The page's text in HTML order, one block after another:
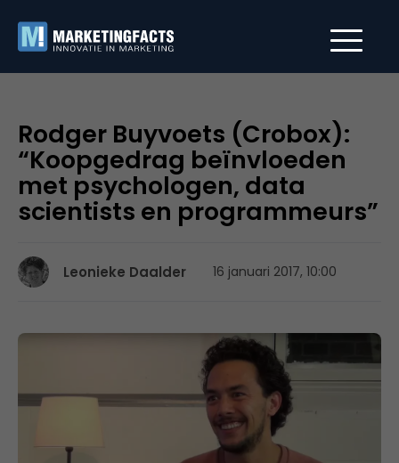
Rodger Buyvoets (Crobox):
“Koopgedrag beïnvloeden
met psychologen, data
scientists en programmeurs”
Leonieke Daalder 16 januari 2017, 10:00